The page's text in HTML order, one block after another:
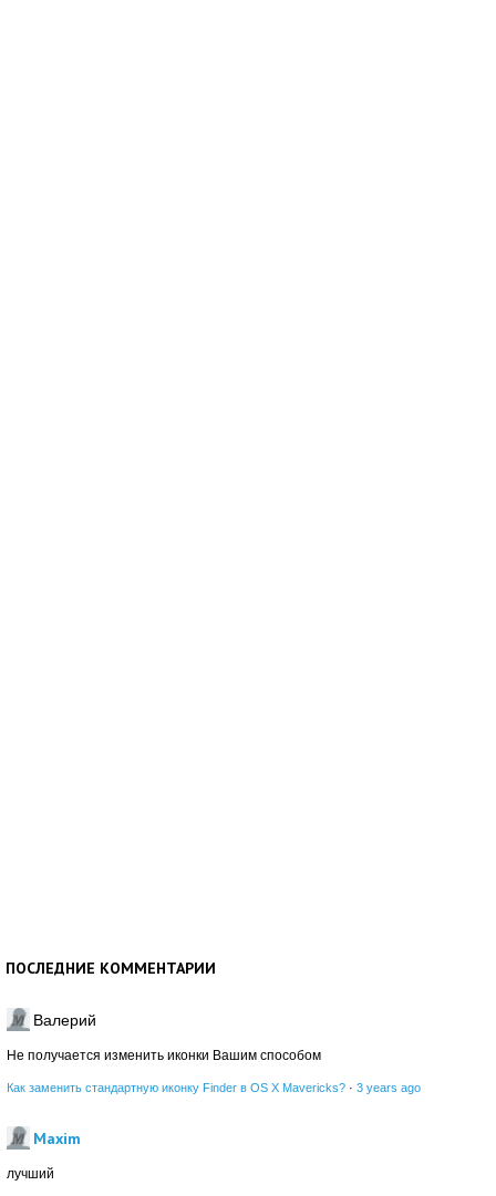
ПОСЛЕДНИЕ КОММЕНТАРИИ
Валерий
Не получается изменить иконки Вашим способом
Как заменить стандартную иконку Finder в OS X Mavericks? · 3 years ago
Maxim
лучший